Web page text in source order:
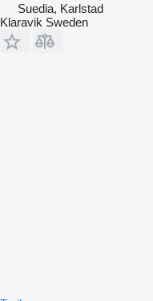
Suedia, Karlstad
Klaravik Sweden